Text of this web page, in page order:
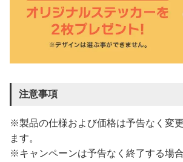
注意事項
※製品の仕様および価格は予告なく変
ます。
※キャンペーンは予告なく終了する場合